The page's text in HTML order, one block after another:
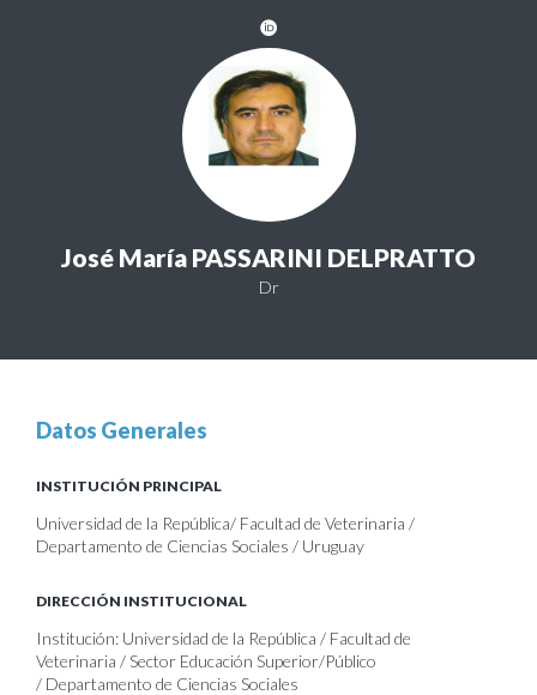
José María PASSARINI DELPRATTO
Dr
Datos Generales
INSTITUCIÓN PRINCIPAL
Universidad de la República/ Facultad de Veterinaria /
Departamento de Ciencias Sociales / Uruguay
DIRECCIÓN INSTITUCIONAL
Institución: Universidad de la República / Facultad de
Veterinaria / Sector Educación Superior/Público
/ Departamento de Ciencias Sociales